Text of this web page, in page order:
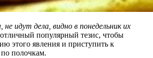
не идут дела, видно в понедельник их
популярный тезис, чтобы
этого явления и приступить к
полочкам.